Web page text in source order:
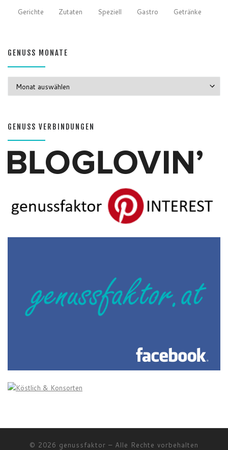
Gerichte Zutaten Speziell Gastro Getränke
GENUSS MONATE
GENUSS VERBINDUNGEN
© 2026 genussfaktor – Alle Rechte vorbehalten